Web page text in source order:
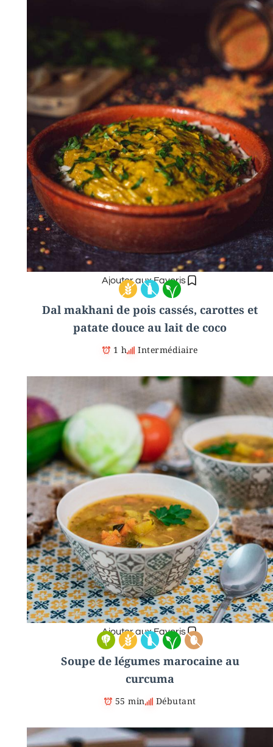
Ajouter aux Favoris
Dal makhani de pois cassés, carottes et
patate douce au lait de coco
1 h Intermédiaire
Ajouter aux Favoris
Soupe de légumes marocaine au
curcuma
55 min Débutant